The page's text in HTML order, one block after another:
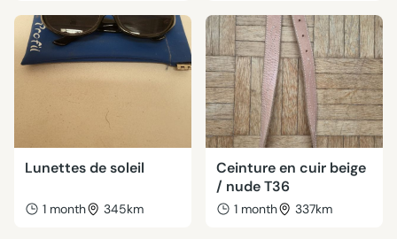
Lunettes de soleil
1 month 345km
Ceinture en cuir beige
/ nude T36
1 month 337km